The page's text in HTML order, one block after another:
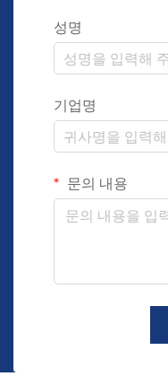
성명
기업명
문의 내용